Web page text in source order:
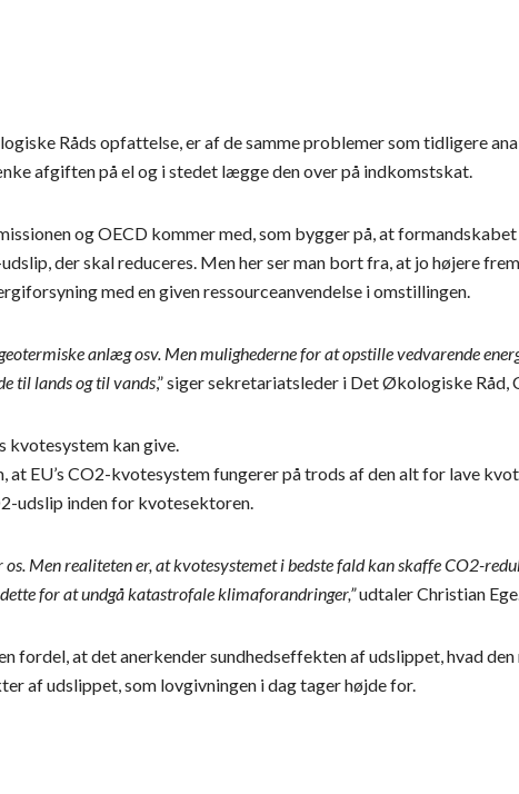
Råds opfattelse, er af de samme problemer som tidligere
afgiften på el og i stedet lægge den over på indkomstskat.
og OECD kommer med, som bygger på, at
der skal reduceres. Men her ser man bort fra, at jo højere
med en given ressourceanvendelse i omstillingen.
anlæg osv. Men mulighederne for at opstille vedvarende
til lands og til vands,” siger sekretariatsleder i Det Økologiske Råd,
kvotesystem kan give.
at EU’s CO2-kvotesystem fungerer på trods af den alt for lave
udslip inden for kvotesektoren.
Men realiteten er, at kvotesystemet i bedste fald kan skaffe CO2-
for at undgå katastrofale klimaforandringer,”udtaler Christian
fordel, at det anerkender sundhedseffekten af udslippet, hvad
af udslippet, som lovgivningen i dag tager højde for.